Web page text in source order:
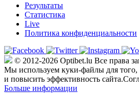
Результаты
Статистика
Live
Политика конфиденциальности
© 2012-2026 Optibet.lu Все права
Мы используем куки-файлы для
и повысить эффективность сайта.
Больше информации